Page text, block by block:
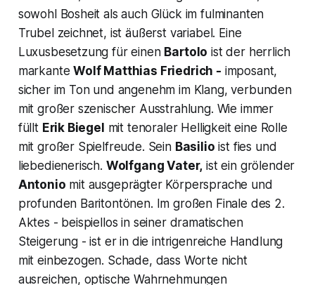
sowohl Bosheit als auch Glück im fulminanten
Trubel zeichnet, ist äußerst variabel. Eine
Luxusbesetzung für einen Bartolo ist der herrlich
markanteWolf Matthias Friedrich - imposant,
sicher im Ton und angenehm im Klang, verbunden
mit großer szenischer Ausstrahlung. Wie immer
füllt Erik Biegel mit tenoraler Helligkeit eine Rolle
mit großer Spielfreude. Sein Basilio ist fies und
liebedienerisch. Wolfgang Vater, ist ein grölender
Antonio mit ausgeprägter Körpersprache und
profunden Baritontönen. Im großen Finale des 2.
Aktes - beispiellos in seiner dramatischen
Steigerung - ist er in die intrigenreiche Handlung
mit einbezogen. Schade, dass Worte nicht
ausreichen, optische Wahrnehmungen